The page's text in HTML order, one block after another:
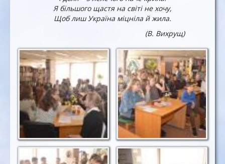
Я більшого щастя на світі не хочу,
Щоб лиш Україна міцніла й жила.
(В. Вихрущ)
Активізація
діяльності
Слухаємо з
уважністю
Читаємо легенди Робота кипить